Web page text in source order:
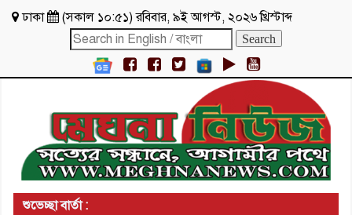
ঢাকা (সকাল ১০:৫১)রবিবার, ৯ই আগস্ট, ২০২৬ খ্রিস্টাব্দ
শুভেচ্ছা বার্তা :